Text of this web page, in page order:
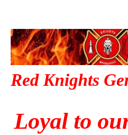
Red Knights
Loyal to